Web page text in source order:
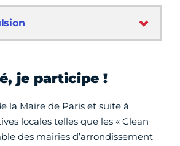
je participe !
la Maire de Paris et suite à
locales telles que les « Clean
des mairies d’arrondissement